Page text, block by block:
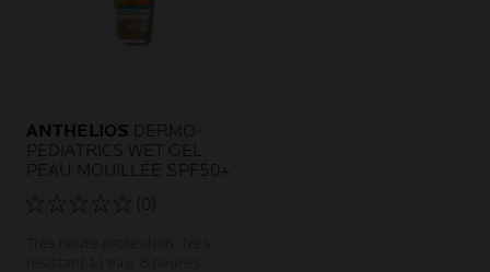
ANTHELIOS DERMO-
PEDIATRICS WET GEL
PEAU MOUILLÉE SPF50+
(0)